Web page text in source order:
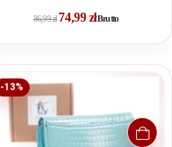
86,99zł74,99 złBrutto
-13%